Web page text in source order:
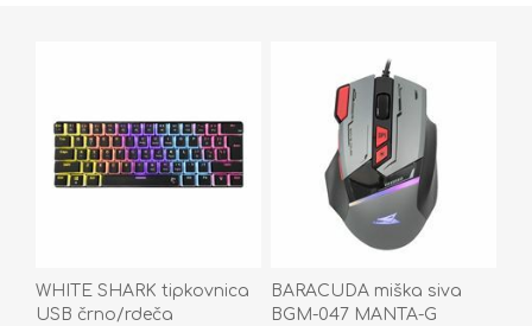
WHITE SHARK tipkovnica
USB črno/rdeča
BARACUDA miška siva
BGM-047 MANTA-G